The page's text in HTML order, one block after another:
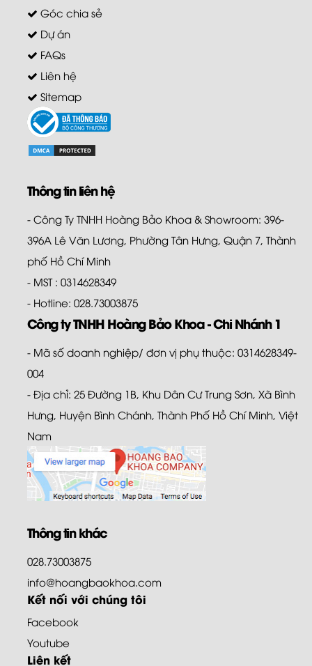
Góc chia sẻ
Dự án
FAQs
Liên hệ
Sitemap
Thông tin liên hệ
- Công Ty TNHH Hoàng Bảo Khoa & Showroom: 396-
396A Lê Văn Lương, Phường Tân Hưng, Quận 7, Thành
phố Hồ Chí Minh
- MST : 0314628349
- Hotline: 028.73003875
Công ty TNHH Hoàng Bảo Khoa - Chi Nhánh 1
- Mã số doanh nghiệp/ đơn vị phụ thuộc: 0314628349-
004
- Địa chỉ: 25 Đường 1B, Khu Dân Cư Trung Sơn, Xã Bình
Hưng, Huyện Bình Chánh, Thành Phố Hồ Chí Minh, Việt
Nam
Thông tin khác
028.73003875
info@hoangbaokhoa.com
Kết nối với chúng tôi
Facebook
Youtube
Liên kết